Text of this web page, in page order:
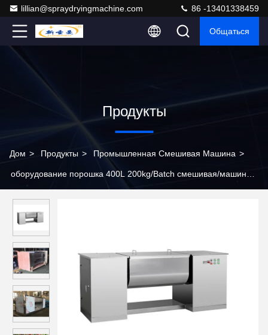
lillian@spraydryingmachine.com 86 -13401338459
Общаться
Продукты
Дом > Продукты > Промышленная Смешивая Машина >
оборудование порошка 400L 200kg/Batch смешивая/машина